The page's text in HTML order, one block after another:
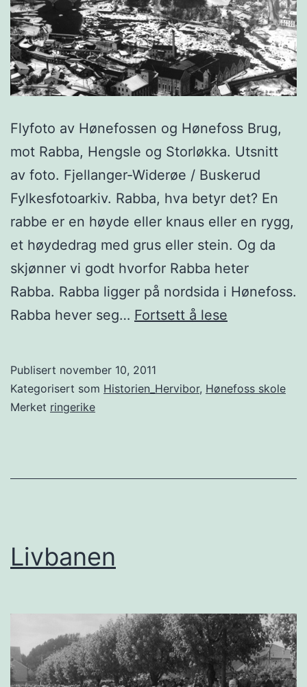
Flyfoto av Hønefossen og Hønefoss Brug,
mot Rabba, Hengsle og Storløkka. Utsnitt
av foto. Fjellanger-Widerøe / Buskerud
Fylkesfotoarkiv. Rabba, hva betyr det? En
rabbe er en høyde eller knaus eller en rygg,
et høydedrag med grus eller stein. Og da
skjønner vi godt hvorfor Rabba heter
Rabba. Rabba ligger på nordsida i Hønefoss.
Rabba hever seg… Fortsett å lese
Publisert november 10, 2011
Kategorisert som Historien_Hervibor, Hønefoss skole
Merket ringerike
Livbanen